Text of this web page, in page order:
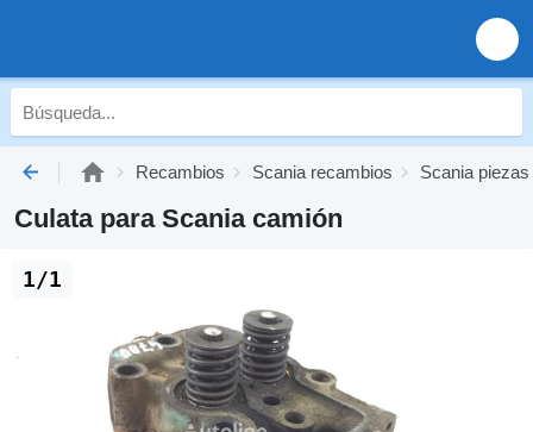
Recambios Scania recambios Scania
Culata para Scania camión
1/1